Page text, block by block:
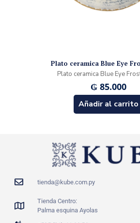
Plato ceramica Blue Eye
Plato ceramica Blue Eye
₲ 85.000
Añadir al carrito
tienda@kube.com.py
Tienda Centro:
Palma esquina Ayolas